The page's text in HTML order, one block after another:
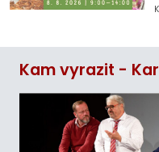
Kam vyrazit -